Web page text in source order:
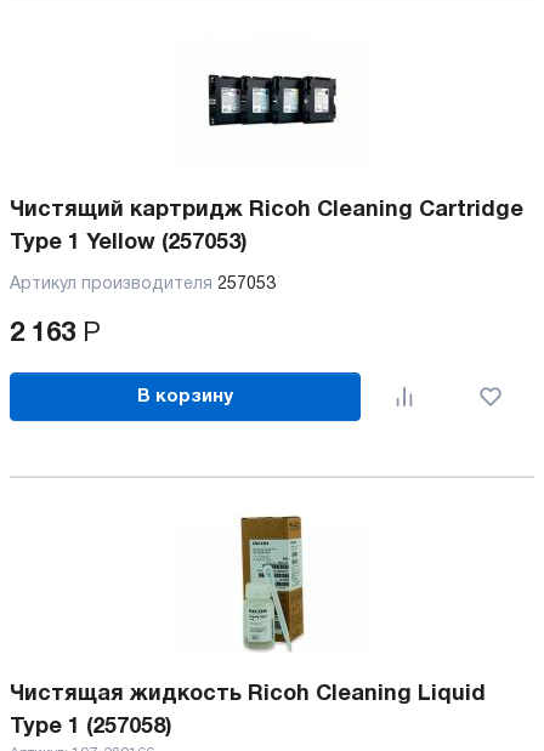
Чистящий картридж Ricoh Cleaning Cartridge
Type 1 Yellow (257053)
Артикул производителя 257053
2 163 Р
В корзину
Чистящая жидкость Ricoh Cleaning Liquid
Type 1 (257058)